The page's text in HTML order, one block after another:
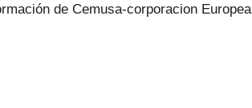
de Cemusa-corporacion Europea